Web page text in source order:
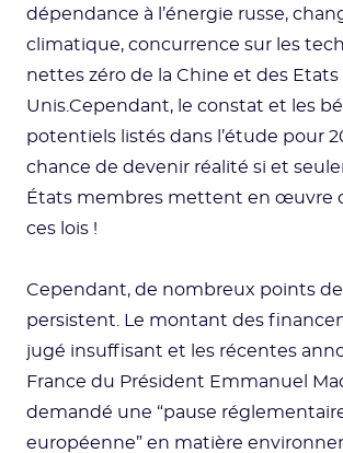
dépendance à l’énergie russe,
climatique, concurrence sur les
nettes zéro de la Chine et des Etats
Unis.Cependant, le constat et les
potentiels listés dans l’étude pour
chance de devenir réalité si et
États membres mettent en œuvre
ces lois !
Cependant, de nombreux points
persistent. Le montant des
jugé insuffisant et les récentes
France du Président Emmanuel
demandé une “pause
européenne” en matière